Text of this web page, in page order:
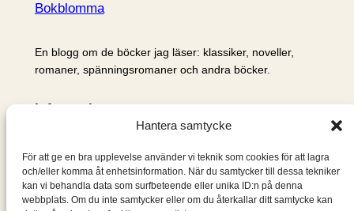
Hantera samtycke
För att ge en bra upplevelse använder vi teknik som cookies för att lagra
och/eller komma åt enhetsinformation. När du samtycker till dessa tekniker
kan vi behandla data som surfbeteende eller unika ID:n på denna
webbplats. Om du inte samtycker eller om du återkallar ditt samtycke kan
Bokblomma
En blogg om de böcker jag läser: klassiker, noveller,
romaner, spänningsromaner och andra böcker.
Information
Om mig & om bloggen
S
ö